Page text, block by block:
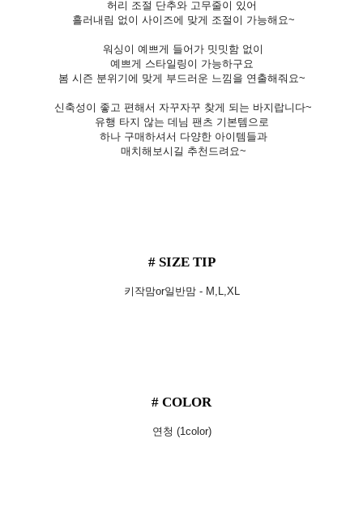
허리 조절 단추와 고무줄이 있어
흘러내림 없이 사이즈에 맞게 조절이 가능해요~
워싱이 예쁘게 들어가 밋밋함 없이
예쁘게 스타일링이 가능하구요
봄 시즌 분위기에 맞게 부드러운 느낌을 연출해줘요~
신축성이 좋고 편해서 자꾸자꾸 찾게 되는 바지랍니다~
유행 타지 않는 데님 팬츠 기본템으로
하나 구매하셔서 다양한 아이템들과
매치해보시길 추천드려요~
# SIZE TIP
키작맘or일반맘 - M,L,XL
# COLOR
연청 (1color)